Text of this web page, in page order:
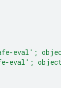
eval';
eval';